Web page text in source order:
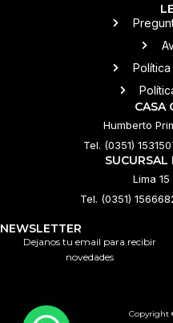
CASA
Humberto
Tel. (0351)
Lima
Tel. (0351)
NEWSLETTER
Dejanos tu email para recibir
novedades
Copyright